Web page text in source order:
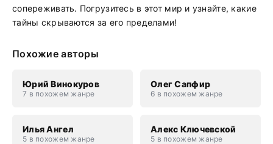
сопереживать. Погрузитесь в этот мир и узнайте, какие
тайны скрываются за его пределами!
Похожие авторы
Юрий Винокуров
7 в похожем жанре
Олег Сапфир
6 в похожем жанре
Илья Ангел
5 в похожем жанре
Алекс Ключевской
5 в похожем жанре